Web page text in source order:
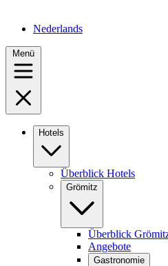
Nederlands
Menü
Hotels
Überblick Hotels
Grömitz
Überblick
Angebote
Gastronomie